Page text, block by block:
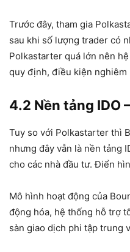
Trước đây, tham gia
sau khi số lượng trader có
Polkastarter quá lớn nên
quy định, điều kiện nghiêm
4.2 Nền tảng IDO
Tuy so với Polkastarter thì
nhưng đây vẫn là nền tảng
cho các nhà đầu tư. Điển
Mô hình hoạt động của
động hóa, hệ thống hỗ trợ
sàn giao dịch phi tập trung